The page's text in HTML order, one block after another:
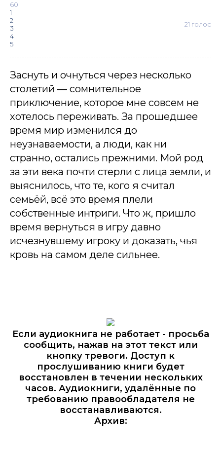
60
1
2
3
4
5
21 голос
Заснуть и очнуться через несколько
столетий — сомнительное
приключение, которое мне совсем не
хотелось переживать. За прошедшее
время мир изменился до
неузнаваемости, а люди, как ни
странно, остались прежними. Мой род
за эти века почти стерли с лица земли, и
выяснилось, что те, кого я считал
семьёй, всё это время плели
собственные интриги. Что ж, пришло
время вернуться в игру давно
исчезнувшему игроку и доказать, чья
кровь на самом деле сильнее.
Если аудиокнига не работает - просьба
сообщить, нажав на этот текст или
кнопку тревоги. Доступ к
прослушиванию книги будет
восстановлен в течении нескольких
часов. Аудиокниги, удалённые по
требованию правообладателя не
восстанавливаются.
Архив: